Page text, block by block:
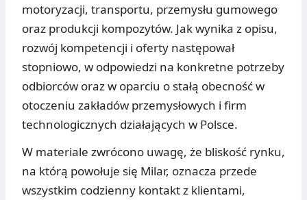
motoryzacji, transportu, przemysłu gumowego
oraz produkcji kompozytów. Jak wynika z opisu,
rozwój kompetencji i oferty następował
stopniowo, w odpowiedzi na konkretne potrzeby
odbiorców oraz w oparciu o stałą obecność w
otoczeniu zakładów przemysłowych i firm
technologicznych działających w Polsce.
W materiale zwrócono uwagę, że bliskość rynku,
na którą powołuje się Milar, oznacza przede
wszystkim codzienny kontakt z klientami,